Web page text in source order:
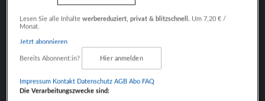
LISA ALZNER
Lesen Sie alle Inhaltewerbereduziert, privat & blitzschnell. Um 7,20 € /
Monat.
Jetzt abonnieren
Bereits Abonnent:in? Hier anmelden
Impressum Kontakt Datenschutz AGB Abo FAQ
Die Verarbeitungszwecke sind: